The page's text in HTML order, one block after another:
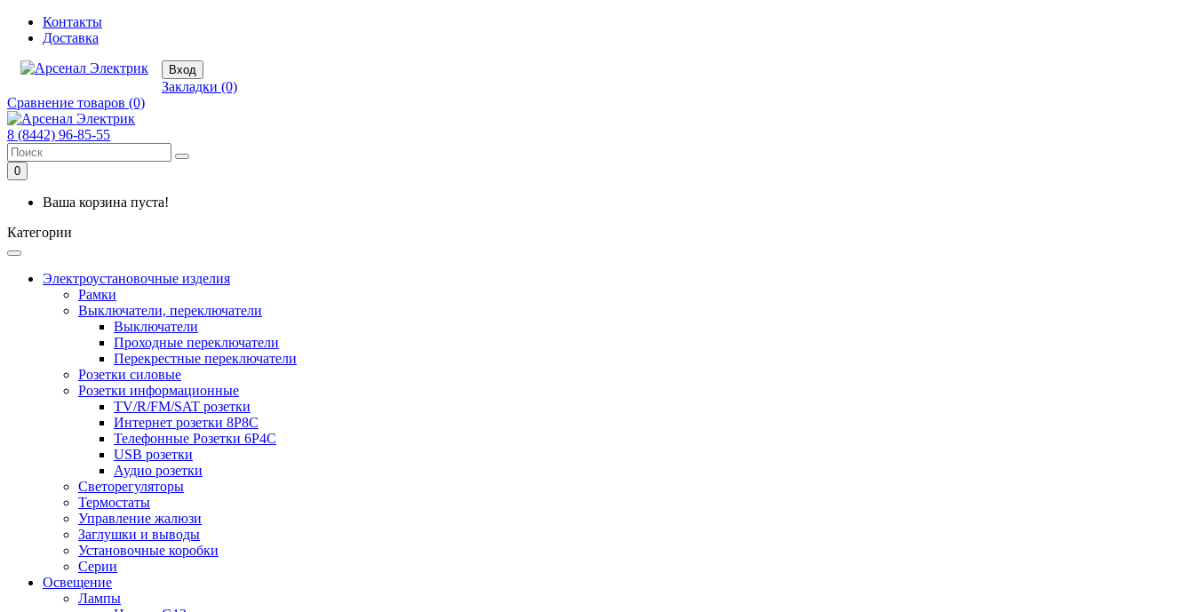
Контакты
Доставка
Вход
Закладки (0)
Сравнение товаров (0)
8 (8442) 96-85-55
0
Ваша корзина пуста!
Категории
Электроустановочные изделия
Рамки
Выключатели, переключатели
Выключатели
Проходные переключатели
Перекрестные переключатели
Розетки силовые
Розетки информационные
TV/R/FM/SAT розетки
Интернет розетки 8P8C
Телефонные Розетки 6P4C
USB розетки
Аудио розетки
Светорегуляторы
Термостаты
Управление жалюзи
Заглушки и выводы
Установочные коробки
Серии
Освещение
Лампы